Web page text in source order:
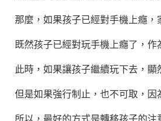
那麼，如果孩子已經對手機上癮，
既然孩子已經對玩手機上癮了，作
此時，如果讓孩子繼續玩下去，顯
但是如果強行制止，也不可取，因
所以，最好的方式是轉移孩子的注